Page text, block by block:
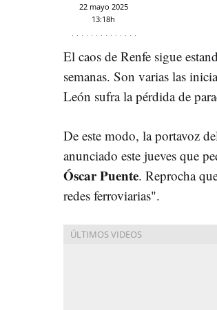
22 mayo 2025
13:18h
El caos de Renfe sigue
semanas. Son varias las
León sufra la pérdida de
De este modo, la portavoz
anunciado este jueves que
Óscar Puente. Reprocha
redes ferroviarias".